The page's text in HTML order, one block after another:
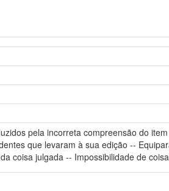
pela incorreta compreensão do
que levaram à sua edição --
coisa julgada -- Impossibilidade de